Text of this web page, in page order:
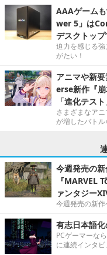
AAAゲーム
wer 5」は
デスクトップ
迫力を感じる
がたい！
アニマや新
erse新作『
「進化テス
さまざまなア
が増したバト
今週発売の
『MARVEL
ァンタジー
今週発売の新作
有志日本語
PCゲーマーな
に連続インタビ